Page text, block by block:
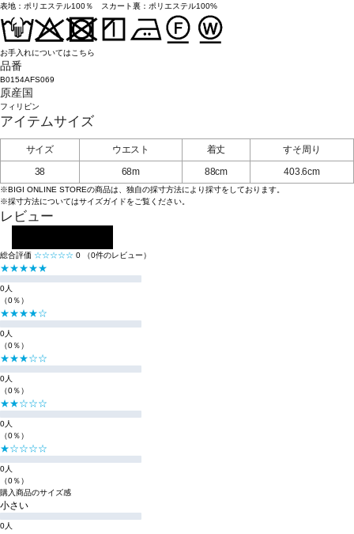
表地：ポリエステル100％ スカート裏：ポリエステル100%
お手入れについてはこちら
品番
B0154AFS069
原産国
フィリピン
アイテムサイズ
サイズ ウエスト 着丈
すそ周り
38
68m 88cm 403.6cm
※BIGI ONLINE STOREの商品は、独自の採寸方法により採寸をしております。
※採寸方法についてはサイズガイドをご覧ください。
レビュー
総合評価 ☆☆☆☆☆ 0 （0件のレビュー）
★★★★★
0人
（0％）
★★★★☆
0人
（0％）
★★★☆☆
0人
（0％）
★★☆☆☆
0人
（0％）
★☆☆☆☆
0人
（0％）
購入商品のサイズ感
小さい
0人